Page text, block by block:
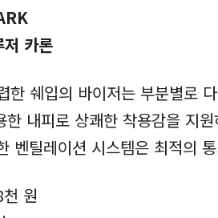
저 카론
쉐입의 바이저는 부분별로
내피로 상쾌한 착용감을 지
벤틸레이션 시스템은 최적의
원